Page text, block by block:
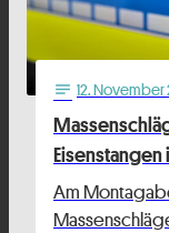
notes 12. November
Am